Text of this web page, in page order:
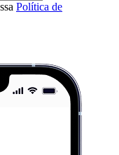
Política de